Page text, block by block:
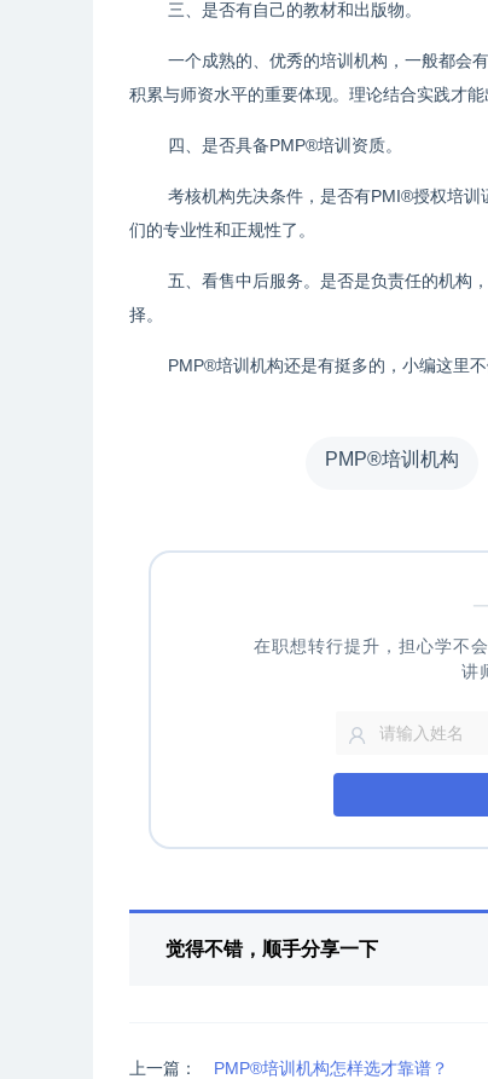
三、是否有自己的教材和出版物。
一个成熟的、优秀的培训机构，一般都会
积累与师资水平的重要体现。理论结合实践才能
四、是否具备PMP®培训资质。
考核机构先决条件，是否有PMI®授权培
们的专业性和正规性了。
五、看售中后服务。是否是负责任的机构
择。
PMP®培训机构还是有挺多的，小编这里
PMP®培训机构
在职想转行提升，担心学不
讲
觉得不错，顺手分享一下
上一篇： PMP®培训机构怎样选才靠谱？